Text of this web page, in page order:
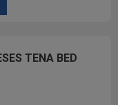
TENA BED